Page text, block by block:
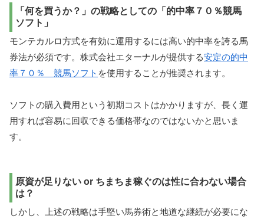
「何を買うか？」の戦略としての「的中率７０％競馬
ソフト」
モンテカルロ方式を有効に運用するには高い的中率を誇る馬
券法が必須です。株式会社エターナルが提供する安定の的中
率７０％ 競馬ソフト を使用することが推奨されます。
ソフトの購入費用という初期コストはかかりますが、長く運
用すれば容易に回収できる価格帯なのではないかと思いま
す。
原資が足りない or ちまちま稼ぐのは性に合わない場合
は？
しかし、上述の戦略は手堅い馬券術と地道な継続が必要にな